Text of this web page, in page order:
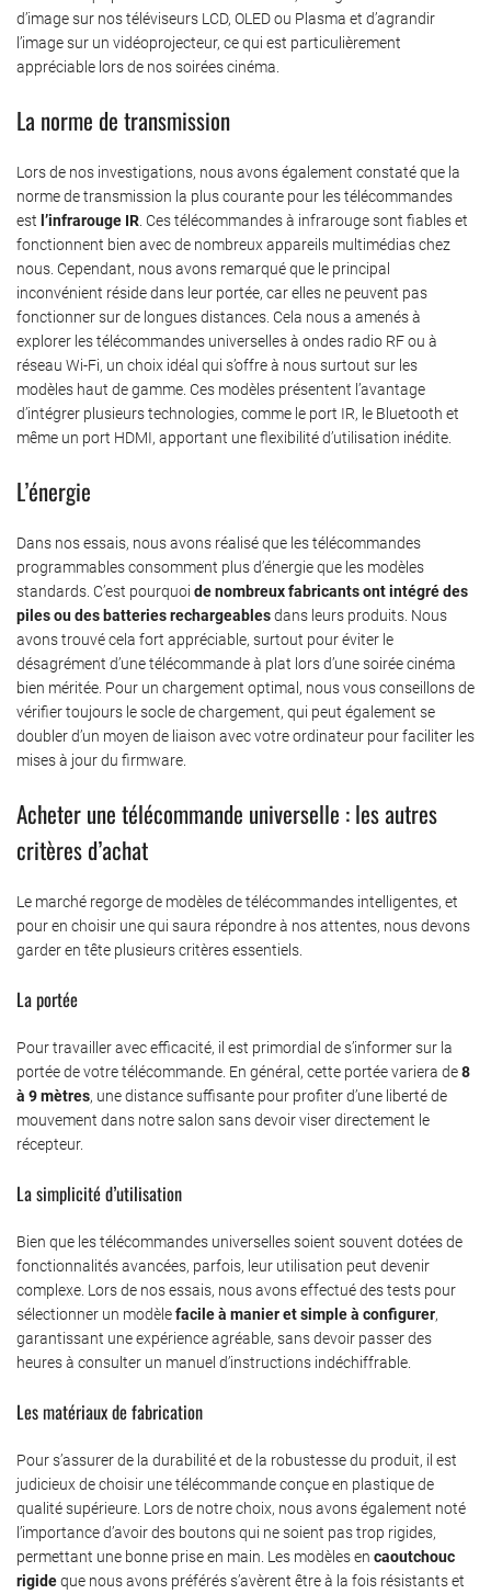
d’image sur nos téléviseurs LCD, OLED ou Plasma et d’agrandir
l’image sur un vidéoprojecteur, ce qui est particulièrement
appréciable lors de nos soirées cinéma.
La norme de transmission
Lors de nos investigations, nous avons également constaté que la
norme de transmission la plus courante pour les télécommandes
est l’infrarouge IR . Ces télécommandes à infrarouge sont fiables et
fonctionnent bien avec de nombreux appareils multimédias chez
nous. Cependant, nous avons remarqué que le principal
inconvénient réside dans leur portée, car elles ne peuvent pas
fonctionner sur de longues distances. Cela nous a amenés à
explorer les télécommandes universelles à ondes radio RF ou à
réseau Wi-Fi, un choix idéal qui s’offre à nous surtout sur les
modèles haut de gamme. Ces modèles présentent l’avantage
d’intégrer plusieurs technologies, comme le port IR, le Bluetooth et
même un port HDMI, apportant une flexibilité d’utilisation inédite.
L’énergie
Dans nos essais, nous avons réalisé que les télécommandes
programmables consomment plus d’énergie que les modèles
standards. C’est pourquoi de nombreux fabricants ont intégré des
piles ou des batteries rechargeablesdans leurs produits. Nous
avons trouvé cela fort appréciable, surtout pour éviter le
désagrément d’une télécommande à plat lors d’une soirée cinéma
bien méritée. Pour un chargement optimal, nous vous conseillons de
vérifier toujours le socle de chargement, qui peut également se
doubler d’un moyen de liaison avec votre ordinateur pour faciliter les
mises à jour du firmware.
Acheter une télécommande universelle : les autres
critères d’achat
Le marché regorge de modèles de télécommandes intelligentes, et
pour en choisir une qui saura répondre à nos attentes, nous devons
garder en tête plusieurs critères essentiels.
La portée
Pour travailler avec efficacité, il est primordial de s’informer sur la
portée de votre télécommande. En général, cette portée variera de8
à 9 mètres, une distance suffisante pour profiter d’une liberté de
mouvement dans notre salon sans devoir viser directement le
récepteur.
La simplicité d’utilisation
Bien que les télécommandes universelles soient souvent dotées de
fonctionnalités avancées, parfois, leur utilisation peut devenir
complexe. Lors de nos essais, nous avons effectué des tests pour
sélectionner un modèlefacile à manier et simple à configurer,
garantissant une expérience agréable, sans devoir passer des
heures à consulter un manuel d’instructions indéchiffrable.
Les matériaux de fabrication
Pour s’assurer de la durabilité et de la robustesse du produit, il est
judicieux de choisir une télécommande conçue en plastique de
qualité supérieure. Lors de notre choix, nous avons également noté
l’importance d’avoir des boutons qui ne soient pas trop rigides,
permettant une bonne prise en main. Les modèles en caoutchouc
rigideque nous avons préférés s’avèrent être à la fois résistants et